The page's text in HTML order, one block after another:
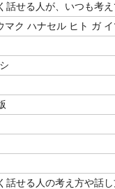
話せる人が、いつも考
マク ハナセル ヒト ガ
話せる人の考え方や話